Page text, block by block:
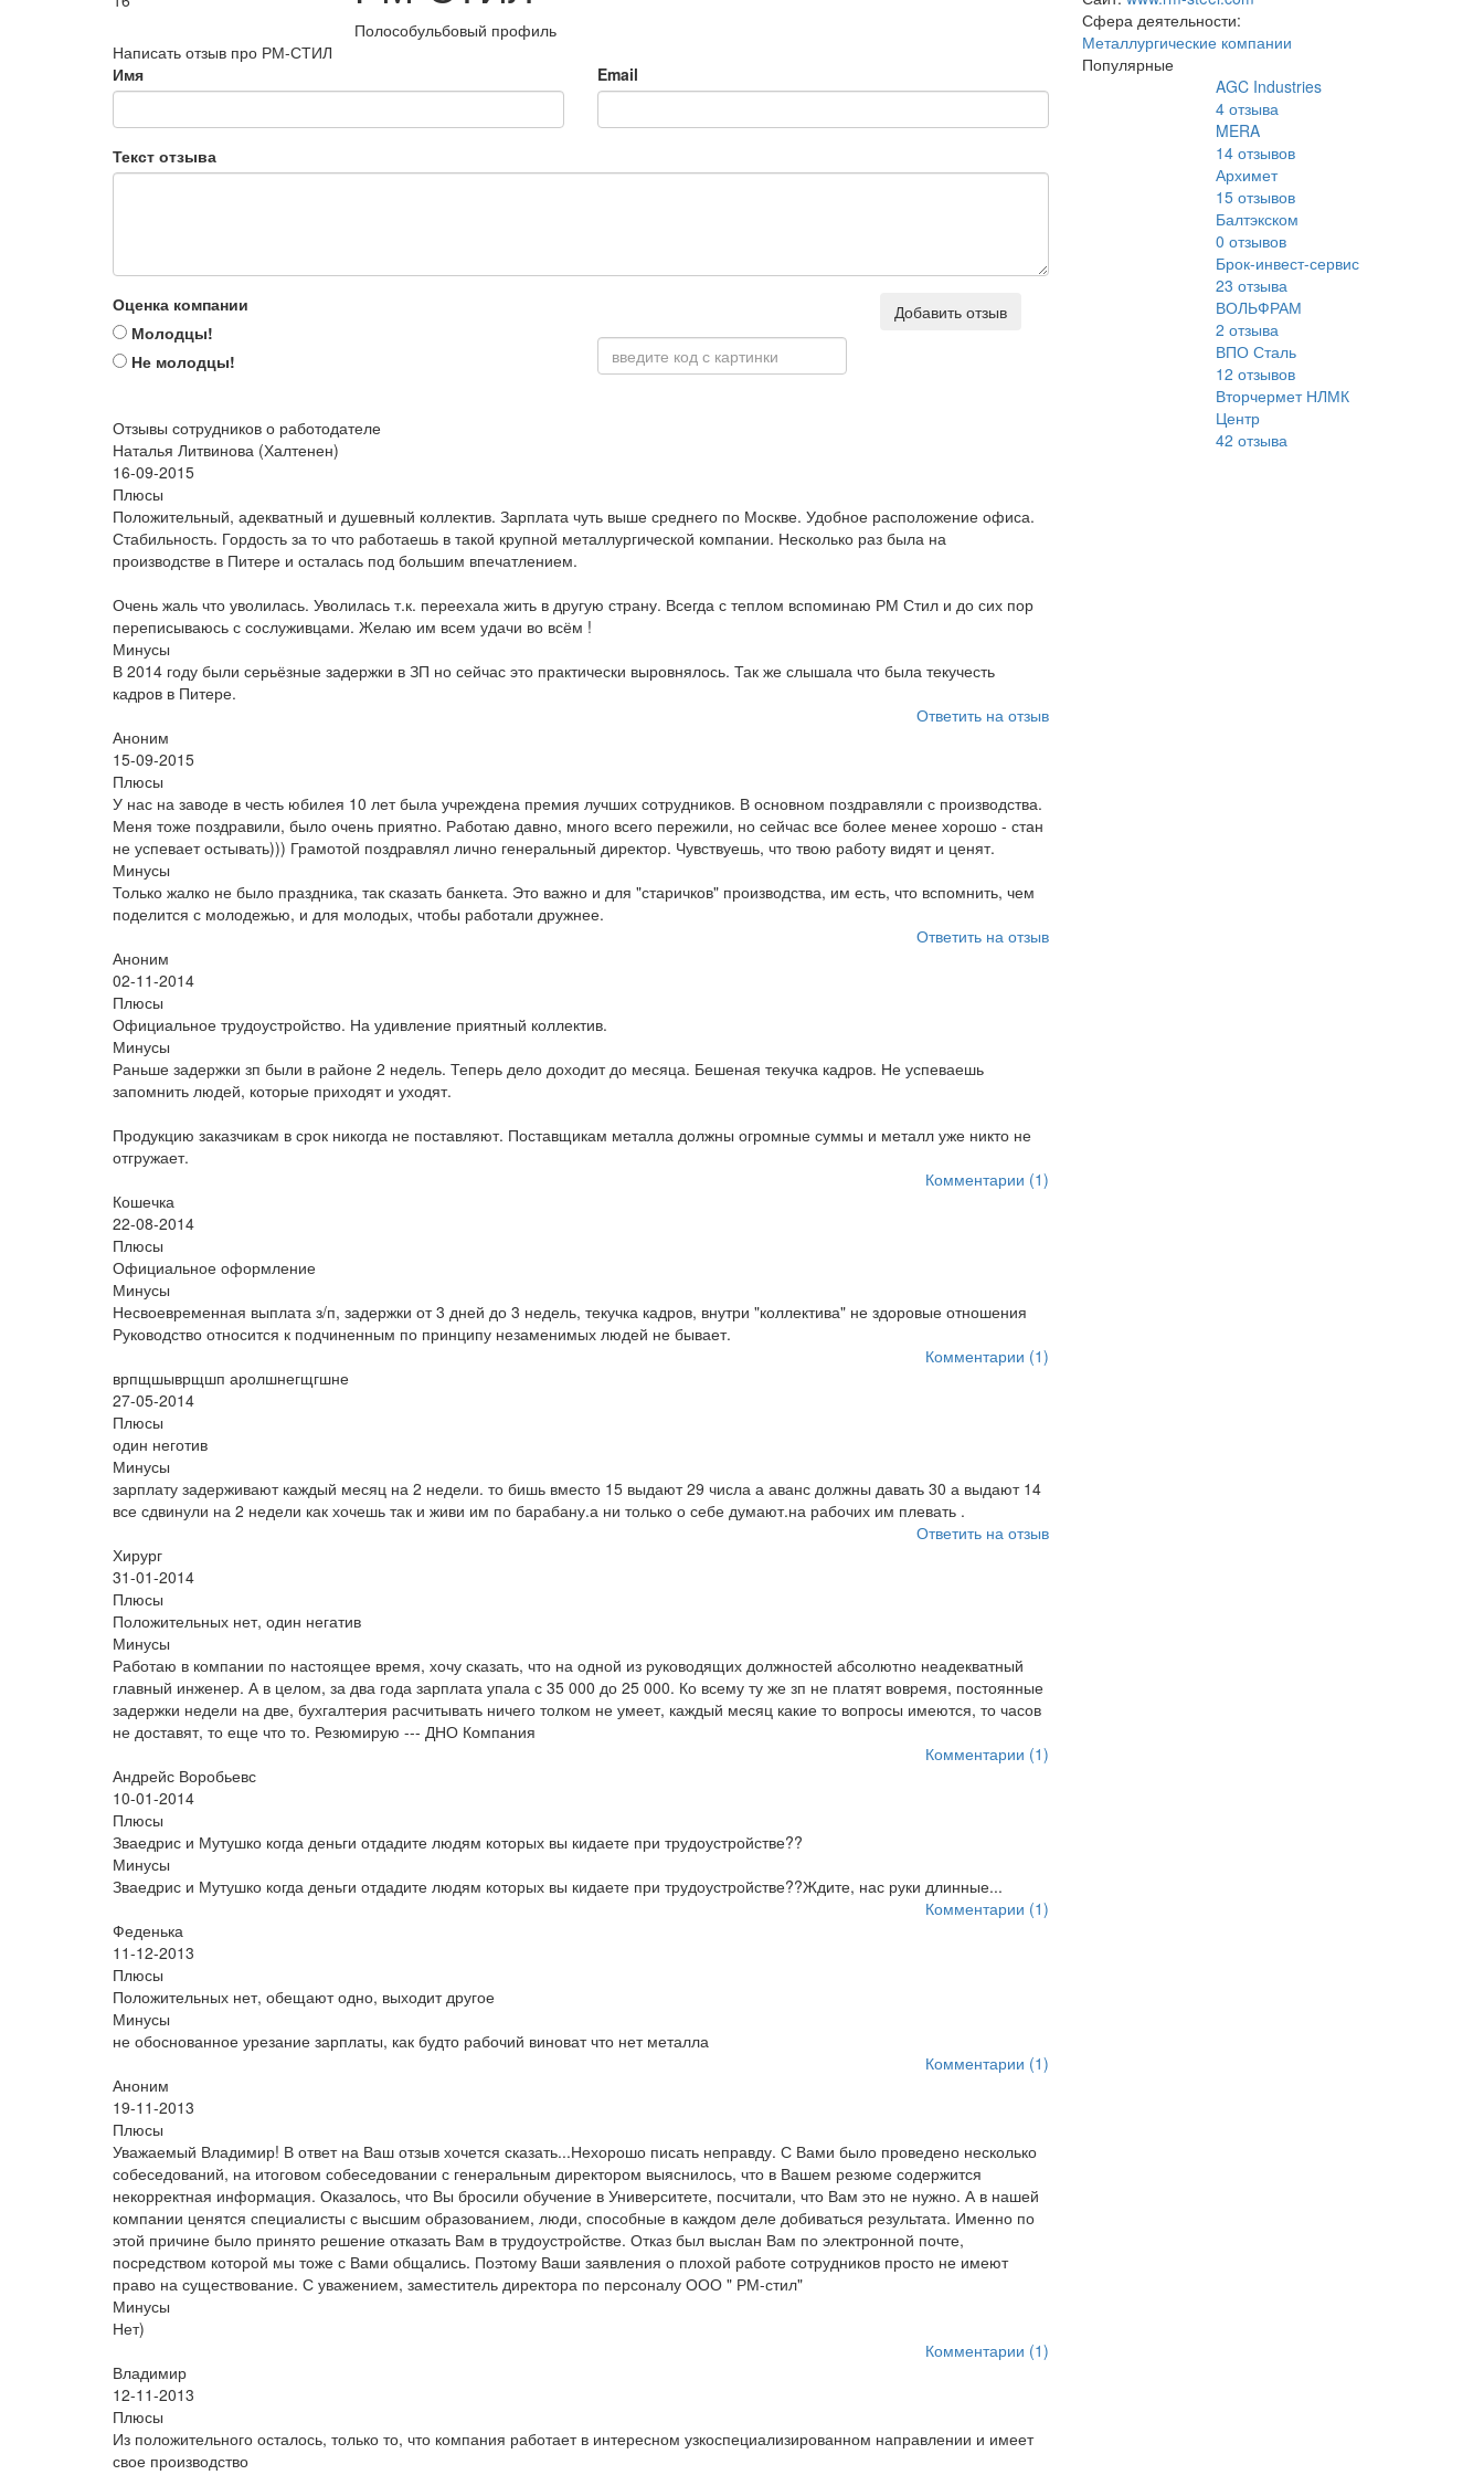
Полособульбовый профиль
Написать отзыв про РМ-СТИЛ
Имя
Email
Текст отзыва
Оценка компании
Молодцы!
Не молодцы!
Добавить отзыв
Отзывы сотрудников о работодателе
Наталья Литвинова (Халтенен)
16-09-2015
Плюсы
Положительный, адекватный и душевный коллектив. Зарплата чуть выше среднего по Москве. Удобное расположение офиса.
Стабильность. Гордость за то что работаешь в такой крупной металлургической компании. Несколько раз была на
производстве в Питере и осталась под большим впечатлением.
Очень жаль что уволилась. Уволилась т.к. переехала жить в другую страну. Всегда с теплом вспоминаю РМ Стил и до сих пор
переписываюсь с сослуживцами. Желаю им всем удачи во всём !
Минусы
В 2014 году были серьёзные задержки в ЗП но сейчас это практически выровнялось. Так же слышала что была текучесть
кадров в Питере.
Ответить на отзыв
Аноним
15-09-2015
Плюсы
У нас на заводе в честь юбилея 10 лет была учреждена премия лучших сотрудников. В основном поздравляли с производства.
Меня тоже поздравили, было очень приятно. Работаю давно, много всего пережили, но сейчас все более менее хорошо - стан
не успевает остывать))) Грамотой поздравлял лично генеральный директор. Чувствуешь, что твою работу видят и ценят.
Минусы
Только жалко не было праздника, так сказать банкета. Это важно и для "старичков" производства, им есть, что вспомнить, чем
поделится с молодежью, и для молодых, чтобы работали дружнее.
Ответить на отзыв
Аноним
02-11-2014
Плюсы
Официальное трудоустройство. На удивление приятный коллектив.
Минусы
Раньше задержки зп были в районе 2 недель. Теперь дело доходит до месяца. Бешеная текучка кадров. Не успеваешь
запомнить людей, которые приходят и уходят.
Продукцию заказчикам в срок никогда не поставляют. Поставщикам металла должны огромные суммы и металл уже никто не
отгружает.
Комментарии (1)
Кошечка
22-08-2014
Плюсы
Официальное оформление
Минусы
Несвоевременная выплата з/п, задержки от 3 дней до 3 недель, текучка кадров, внутри "коллектива" не здоровые отношения
Руководство относится к подчиненным по принципу незаменимых людей не бывает.
Комментарии (1)
врпщшыврщшп аролшнегщгшне
27-05-2014
Плюсы
один неготив
Минусы
зарплату задерживают каждый месяц на 2 недели. то бишь вместо 15 выдают 29 числа а аванс должны давать 30 а выдают 14
все сдвинули на 2 недели как хочешь так и живи им по барабану.а ни только о себе думают.на рабочих им плевать .
Ответить на отзыв
Хирург
31-01-2014
Плюсы
Положительных нет, один негатив
Минусы
Работаю в компании по настоящее время, хочу сказать, что на одной из руководящих должностей абсолютно неадекватный
главный инженер. А в целом, за два года зарплата упала с 35 000 до 25 000. Ко всему ту же зп не платят вовремя, постоянные
задержки недели на две, бухгалтерия расчитывать ничего толком не умеет, каждый месяц какие то вопросы имеются, то часов
не доставят, то еще что то. Резюмирую --- ДНО Компания
Комментарии (1)
Андрейс Воробьевс
10-01-2014
Плюсы
Зваедрис и Мутушко когда деньги отдадите людям которых вы кидаете при трудоустройстве??
Минусы
Зваедрис и Мутушко когда деньги отдадите людям которых вы кидаете при трудоустройстве??Ждите, нас руки длинные...
Комментарии (1)
Феденька
11-12-2013
Плюсы
Положительных нет, обещают одно, выходит другое
Минусы
не обоснованное урезание зарплаты, как будто рабочий виноват что нет металла
Комментарии (1)
Аноним
19-11-2013
Плюсы
Уважаемый Владимир! В ответ на Ваш отзыв хочется сказать...Нехорошо писать неправду. С Вами было проведено несколько
собеседований, на итоговом собеседовании с генеральным директором выяснилось, что в Вашем резюме содержится
некорректная информация. Оказалось, что Вы бросили обучение в Университете, посчитали, что Вам это не нужно. А в нашей
компании ценятся специалисты с высшим образованием, люди, способные в каждом деле добиваться результата. Именно по
этой причине было принято решение отказать Вам в трудоустройстве. Отказ был выслан Вам по электронной почте,
посредством которой мы тоже с Вами общались. Поэтому Ваши заявления о плохой работе сотрудников просто не имеют
право на существование. С уважением, заместитель директора по персоналу ООО " РМ-стил"
Минусы
Нет)
Комментарии (1)
Владимир
12-11-2013
Плюсы
Из положительного осталось, только то, что компания работает в интересном узкоспециализированном направлении и имеет
свое производство
Сфера деятельности:
Металлургические компании
Популярные
AGC Industries
4 отзыва
MERA
14 отзывов
Архимет
15 отзывов
Балтэкском
0 отзывов
Брок-инвест-сервис
23 отзыва
ВОЛЬФРАМ
2 отзыва
ВПО Сталь
12 отзывов
Вторчермет НЛМК
Центр
42 отзыва